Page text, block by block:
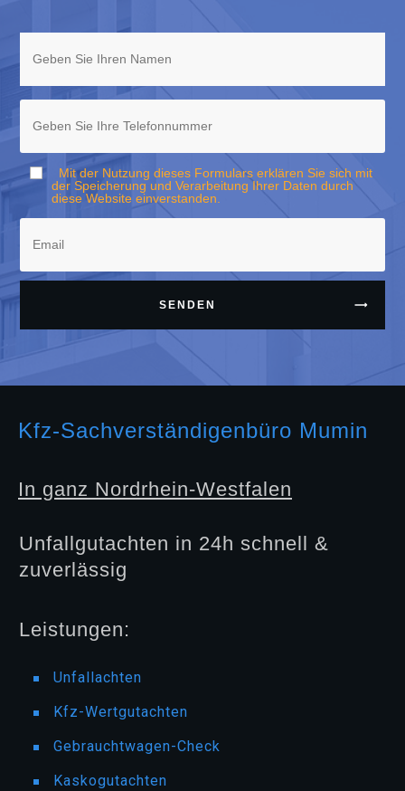
Mit der Nutzung dieses Formulars erklären Sie sich mit
der Speicherung und Verarbeitung Ihrer Daten durch
diese Website einverstanden.
SENDEN
Kfz-Sachverständigenbüro Mumin
In ganz Nordrhein-Westfalen
Unfallgutachten in 24h schnell &
zuverlässig
Leistungen:
Unfallachten
Kfz-Wertgutachten
Gebrauchtwagen-Check
Kaskogutachten